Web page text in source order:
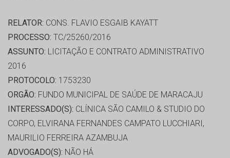
RELATOR: CONS. FLAVIO ESGAIB KAYATT
PROCESSO: TC/25260/2016
ASSUNTO: LICITAÇÃO E CONTRATO ADMINISTRATIVO
2016
PROTOCOLO: 1753230
ORGÃO: FUNDO MUNICIPAL DE SAÚDE DE MARACAJU
INTERESSADO(S): CLÍNICA SÃO CAMILO & STUDIO DO
CORPO, ELVIRANA FERNANDES CAMPATO LUCCHIARI,
MAURILIO FERREIRA AZAMBUJA
ADVOGADO(S): NÃO HÁ